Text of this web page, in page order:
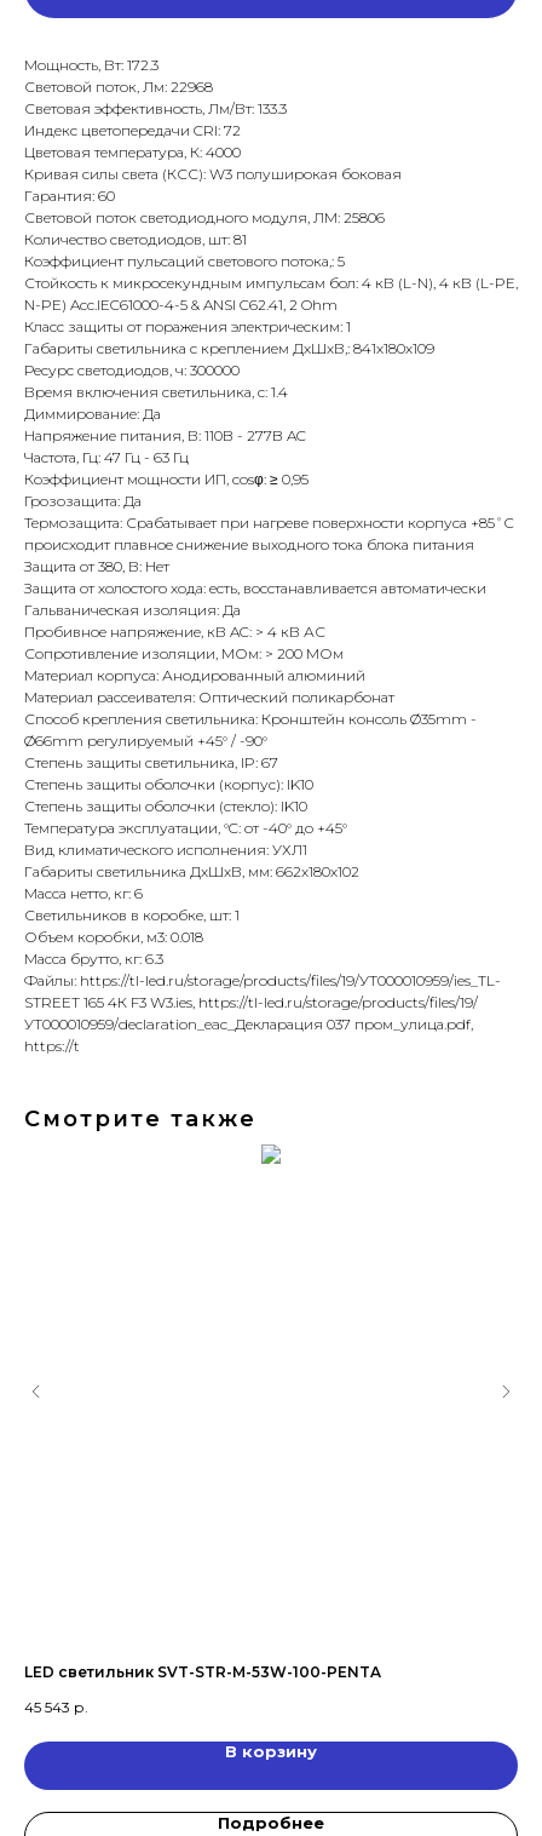
Мощность, Вт: 172.3
Световой поток, Лм: 22968
Световая эффективность, Лм/Вт: 133.3
Индекс цветопередачи CRI: 72
Цветовая температура, К: 4000
Кривая силы света (КСС): W3 полуширокая боковая
Гарантия: 60
Световой поток светодиодного модуля, ЛМ: 25806
Количество светодиодов, шт: 81
Коэффициент пульсаций светового потока,: 5
Стойкость к микросекундным импульсам бол: 4 кВ (L-N), 4 кВ (L-PE,
N-PE) Acc.IEC61000-4-5 & ANSI C62.41, 2 Ohm
Класс защиты от поражения электрическим: 1
Габариты светильника с креплением ДхШхВ,: 841х180х109
Ресурс светодиодов, ч: 300000
Время включения светильника, с: 1.4
Диммирование: Да
Напряжение питания, В: 110B - 277B AC
Частота, Гц: 47 Гц - 63 Гц
Коэффициент мощности ИП, cosφ: ≥ 0,95
Грозозащита: Да
Термозащита: Срабатывает при нагреве поверхности корпуса +85˚С
происходит плавное снижение выходного тока блока питания
Защита от 380, В: Нет
Защита от холостого хода: есть, восстанавливается автоматически
Гальваническая изоляция: Да
Пробивное напряжение, кВ AC: > 4 кВ АС
Сопротивление изоляции, МОм: > 200 МОм
Материал корпуса: Анодированный алюминий
Материал рассеивателя: Оптический поликарбонат
Способ крепления светильника: Кронштейн консоль Ø35mm -
Ø66mm регулируемый +45° / -90°
Степень защиты светильника, IP: 67
Степень защиты оболочки (корпус): IK10
Степень защиты оболочки (стекло): IK10
Температура эксплуатации, °C: от -40° до +45°
Вид климатического исполнения: УХЛ1
Габариты светильника ДхШхВ, мм: 662х180х102
Масса нетто, кг: 6
Светильников в коробке, шт: 1
Объем коробки, м3: 0.018
Масса брутто, кг: 6.3
Файлы: https://tl-led.ru/storage/products/files/19/УТ000010959/ies_TL-
STREET 165 4К F3 W3.ies, https://tl-led.ru/storage/products/files/19/
УТ000010959/declaration_eac_Декларация 037 пром_улица.pdf,
https://t
Смотрите также
LED светильник SVT-STR-M-53W-100-PENTA
45 543 р.
В корзину
Подробнее